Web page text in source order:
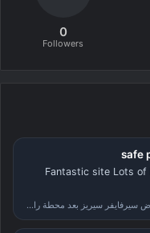
0
Followers
safe
Fantastic site Lots of
رومان رينز يتصدر البوستر الرسمي لعرض سيرفايفر سيريز بعد محطة راسلمينيا